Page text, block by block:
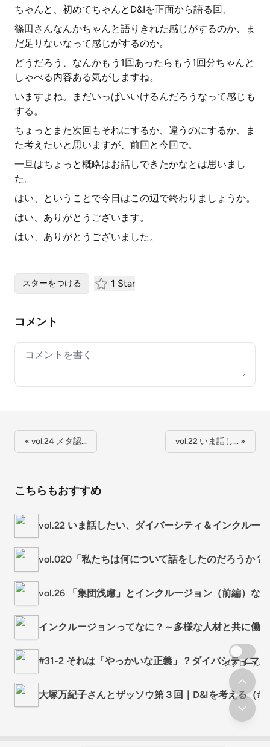
ちゃんと、初めてちゃんとD&Iを正面から語る回、
篠田さんなんかちゃんと語りきれた感じがするのか、ま
だ足りないなって感じがするのか。
どうだろう、なんかもう1回あったらもう1回分ちゃんと
しゃべる内容ある気がしますね。
いますよね。まだいっぱいいけるんだろうなって感じも
する。
ちょっとまた次回もそれにするか、違うのにするか、ま
た考えたいと思いますが、前回と今回で。
一旦はちょっと概略はお話しできたかなとは思いまし
た。
はい、ということで今日はこの辺で終わりましょうか。
はい、ありがとうございます。
はい、ありがとうございました。
スターをつける 1 Star
コメント
Your comment
« vol.24 メタ認… vol.22 いま話し… »
こちらもおすすめ
vol.22 いま話したい、ダイバーシティ＆インクルー
vol.020「私たちは何について話をしたのだろうか
vol.26 「集団浅慮」とインクルージョン（前編）な
インクルージョンってなに？～多様な人材と共に働
#31-2 それは「やっかいな正義」？ダイバシティマ
大塚万紀子さんとザッソウ第３回｜D&Iを考える（
スクロール